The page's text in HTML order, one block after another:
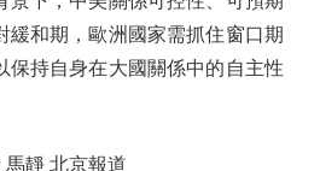
緩和期，歐洲國家需抓住窗口期
保持自身在大國關係中的自主性
靜 北京報道